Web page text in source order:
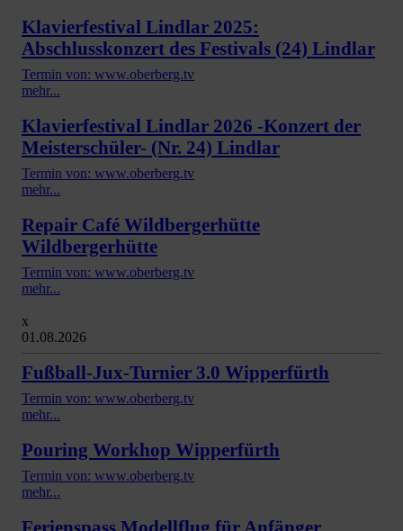
Klavierfestival Lindlar 2025:
Abschlusskonzert des Festivals (24) Lindlar
Termin von: www.oberberg.tv
mehr...
Klavierfestival Lindlar 2026 -Konzert der
Meisterschüler- (Nr. 24) Lindlar
Termin von: www.oberberg.tv
mehr...
Repair Café Wildbergerhütte
Wildbergerhütte
Termin von: www.oberberg.tv
mehr...
x
01.08.2026
Fußball-Jux-Turnier 3.0 Wipperfürth
Termin von: www.oberberg.tv
mehr...
Pouring Workhop Wipperfürth
Termin von: www.oberberg.tv
mehr...
Ferienspass Modellflug für Anfänger